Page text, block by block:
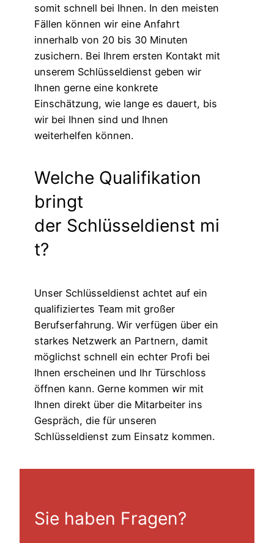
somit schnell bei Ihnen. In den meisten
Fällen können wir eine Anfahrt
innerhalb von 20 bis 30 Minuten
zusichern. Bei Ihrem ersten Kontakt mit
unserem Schlüsseldienst geben wir
Ihnen gerne eine konkrete
Einschätzung, wie lange es dauert, bis
wir bei Ihnen sind und Ihnen
weiterhelfen können.
Welche Qualifikation
bringt
der Schlüsseldienst mi
t?
Unser Schlüsseldienst achtet auf ein
qualifiziertes Team mit großer
Berufserfahrung. Wir verfügen über ein
starkes Netzwerk an Partnern, damit
möglichst schnell ein echter Profi bei
Ihnen erscheinen und Ihr Türschloss
öffnen kann. Gerne kommen wir mit
Ihnen direkt über die Mitarbeiter ins
Gespräch, die für unseren
Schlüsseldienst zum Einsatz kommen.
Sie haben Fragen?